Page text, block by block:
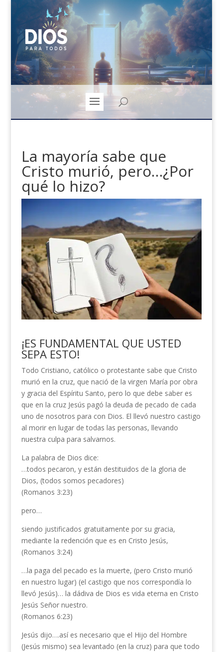
La mayoría sabe que
Cristo murió, pero…¿Por
qué lo hizo?
¡ES FUNDAMENTAL QUE USTED
SEPA ESTO!
Todo Cristiano, católico o protestante sabe que Cristo
murió en la cruz, que nació de la virgen María por obra
y gracia del Espíritu Santo, pero lo que debe saber es
que en la cruz Jesús pagó la deuda de pecado de cada
uno de nosotros para con Dios. El llevó nuestro castigo
al morir en lugar de todas las personas, llevando
nuestra culpa para salvarnos.
La palabra de Dios dice:
…todos pecaron, y están destituidos de la gloria de
Dios, (todos somos pecadores)
(Romanos 3:23)
pero…
siendo justificados gratuitamente por su gracia,
mediante la redención que es en Cristo Jesús,
(Romanos 3:24)
…la paga del pecado es la muerte, (pero Cristo murió
en nuestro lugar) (el castigo que nos correspondía lo
llevó Jesús)… la dádiva de Dios es vida eterna en Cristo
Jesús Señor nuestro.
(Romanos 6:23)
Jesús dijo….así es necesario que el Hijo del Hombre
(Jesús mismo) sea levantado (en la cruz) para que todo